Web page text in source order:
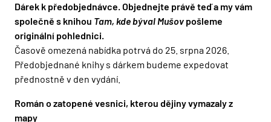
Dárek k předobjednávce. Objednejte právě teď a my vám
společně s knihou Tam, kde býval Mušov pošleme
originální pohlednici.
Časově omezená nabídka potrvá do 25. srpna 2026.
Předobjednané knihy s dárkem budeme expedovat
přednostně v den vydání.
Román o zatopené vesnici, kterou dějiny vymazaly z
mapy